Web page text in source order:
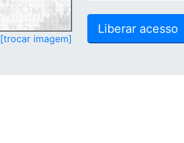
[trocar imagem]